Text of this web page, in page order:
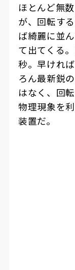
ほとんど無
が、回転す
ば綺麗に並
て出てくる
秒。早ければ
ろん最新鋭
はなく、回
物理現象を
装置だ。